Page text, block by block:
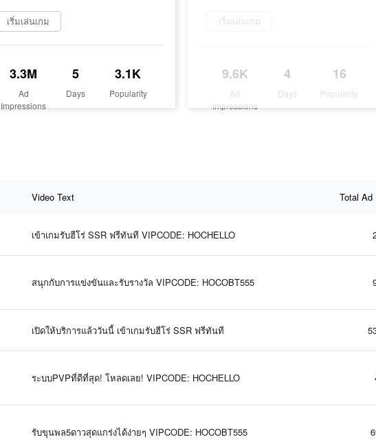
เริ่มเล่นเกม
3.3M
Ad
Impressions
5
Days
3.1K
Popularity
เริ่มเล่นเกม
9.6K
Ad
Impressions
4
Days
16
Popularity
Video Text Total Ad
เข้าเกมรับฮีโร่ SSR ฟรีทันที VIPCODE: HOCHELLO
สนุกกับการแข่งขันและรับรางวัล VIPCODE: HOCOBT555
เปิดให้บริการแล้ววันนี้ เข้าเกมรับฮีโร่ SSR ฟรีทันที
ระบบPVPที่ดีที่สุด! โหลดเลย! VIPCODE: HOCHELLO
รับขุนพล5ดาวสุดแกร่งได้ง่ายๆ VIPCODE: HOCOBT555